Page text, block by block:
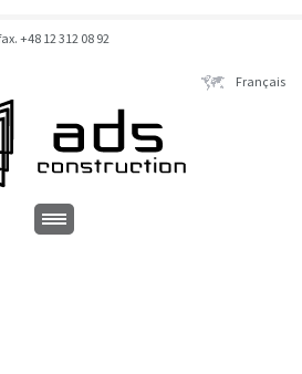
+48 12 312 08 92
Français